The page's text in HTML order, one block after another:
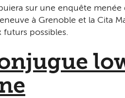
sur une enquête
à Grenoble et la Cita
futurs possibles.